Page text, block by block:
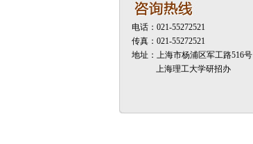
电话：021-55272521
传真：021-55272521
地址：上海市杨浦区军工路516号
上海理工大学研招办